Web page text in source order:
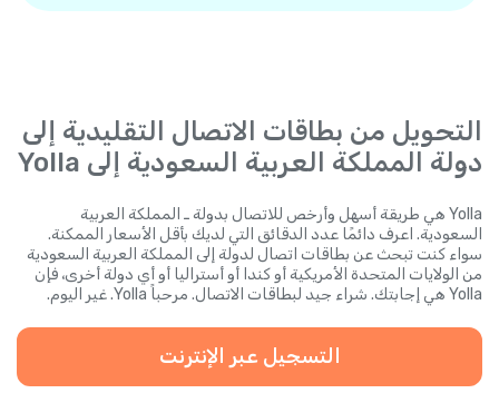
التحويل من بطاقات الاتصال التقليدية إلى
دولة المملكة العربية السعودية إلى Yolla
Yolla هي طريقة أسهل وأرخص للاتصال بدولة ـ المملكة العربية
السعودية. اعرف دائمًا عدد الدقائق التي لديك بأقل الأسعار الممكنة.
سواء كنت تبحث عن بطاقات اتصال لدولة إلى المملكة العربية السعودية
من الولايات المتحدة الأمريكية أو كندا أو أستراليا أو أي دولة أخرى، فإن
Yolla هي إجابتك. شراء جيد لبطاقات الاتصال. مرحباً Yolla. غير اليوم.
التسجيل عبر الإنترنت